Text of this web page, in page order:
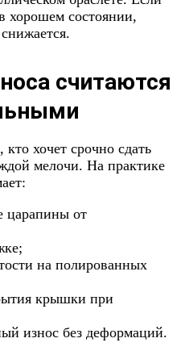
хорошем состоянии,
считаются
хочет срочно сдать
мелочи. На практике
царапины от
на полированных
крышки при
износ без деформаций.